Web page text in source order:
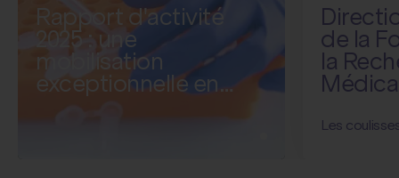
Rapport d'activité
2025 : une
mobilisation
exceptionnelle en
faveur de la recherche
de la
la
Les